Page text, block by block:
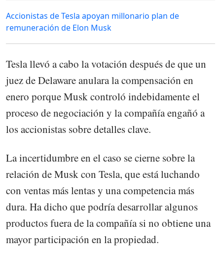
Accionistas de Tesla apoyan millonario plan de
remuneración de Elon Musk
Tesla llevó a cabo la votación después de que un
juez de Delaware anulara la compensación en
enero porque Musk controló indebidamente el
proceso de negociación y la compañía engañó a
los accionistas sobre detalles clave.
La incertidumbre en el caso se cierne sobre la
relación de Musk con Tesla, que está luchando
con ventas más lentas y una competencia más
dura. Ha dicho que podría desarrollar algunos
productos fuera de la compañía si no obtiene una
mayor participación en la propiedad.